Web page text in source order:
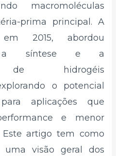
macromoléculas
prima principal. A
2015, abordou
a síntese e a
de hidrogéis
o potencial
aplicações que
e menor
artigo tem como
uma visão geral dos